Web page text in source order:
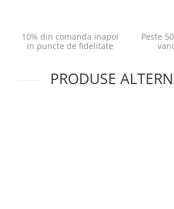
10% din comanda inapoi
in puncte de fidelitate
Peste
PRODUSE